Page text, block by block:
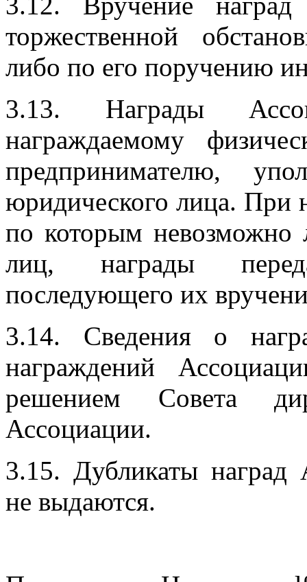
торжественной
либо по его поручению
3.13. Награды
награждаемому
предпринимателю,
юридического лица. При
по которым невозможно
лиц, награды
последующего их
3.14. Сведения о
награждений
решением Совета
Ассоциации.
3.15. Дубликаты наград
не выдаются.